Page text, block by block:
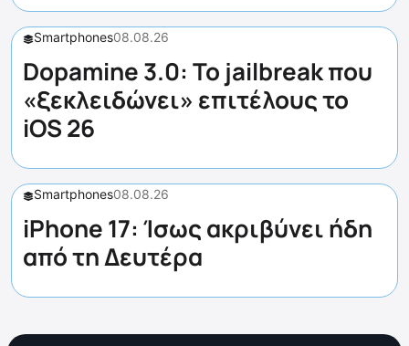
Smartphones08.08.26
Dopamine 3.0: Το jailbreak που
«ξεκλειδώνει» επιτέλους το
iOS 26
Smartphones08.08.26
iPhone 17: Ίσως ακριβύνει ήδη
από τη Δευτέρα